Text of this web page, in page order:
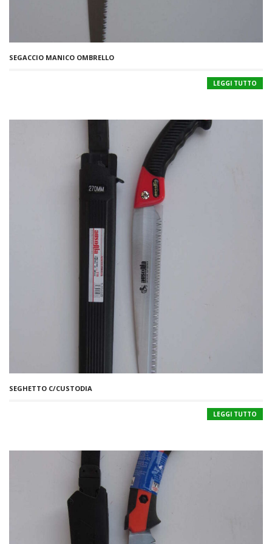
SEGACCIO MANICO OMBRELLO
LEGGI TUTTO
SEGHETTO C/CUSTODIA
LEGGI TUTTO